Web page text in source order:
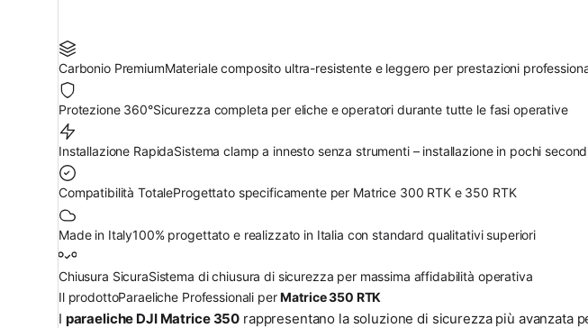
Carbonio PremiumMateriale composito ultra-resistente e leggero per prestazioni
Protezione 360°Sicurezza completa per eliche e operatori durante tutte le fasi operative
Installazione RapidaSistema clamp a innesto senza strumenti – installazione in pochi
Compatibilità TotaleProgettato specificamente per Matrice 300 RTK e 350 RTK
Made in Italy100% progettato e realizzato in Italia con standard qualitativi superiori
Chiusura SicuraSistema di chiusura di sicurezza per massima affidabilità operativa
Il prodottoParaeliche Professionali perMatrice 350 RTK
I paraeliche DJI Matrice 350 rappresentano la soluzione di sicurezza più